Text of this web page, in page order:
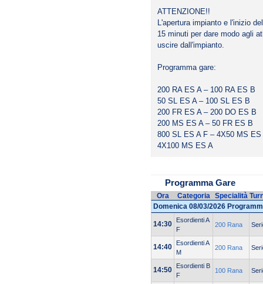
ATTENZIONE!!
L'apertura impianto e l'inizio
15 minuti per dare modo agli
uscire dall'impianto.
Programma gare:
200 RA ES A – 100 RA ES B
50 SL ES A – 100 SL ES B
200 FR ES A – 200 DO ES B
200 MS ES A – 50 FR ES B
800 SL ES A F – 4X50 MS ES
4X100 MS ES A
Programma Gare
Ora Categoria Specialità
Domenica 08/03/2026
14:30
Esordienti A
F
200 Rana
14:40
Esordienti A
M
200 Rana
14:50
Esordienti B
F
100 Rana